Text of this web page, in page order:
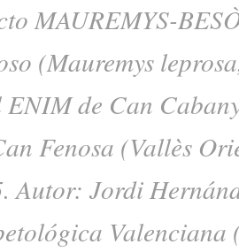
MAUREMYS-
(Mauremys leprosa
ENIM de Can
Fenosa (Vallès
Autor: Jordi
Valenciana